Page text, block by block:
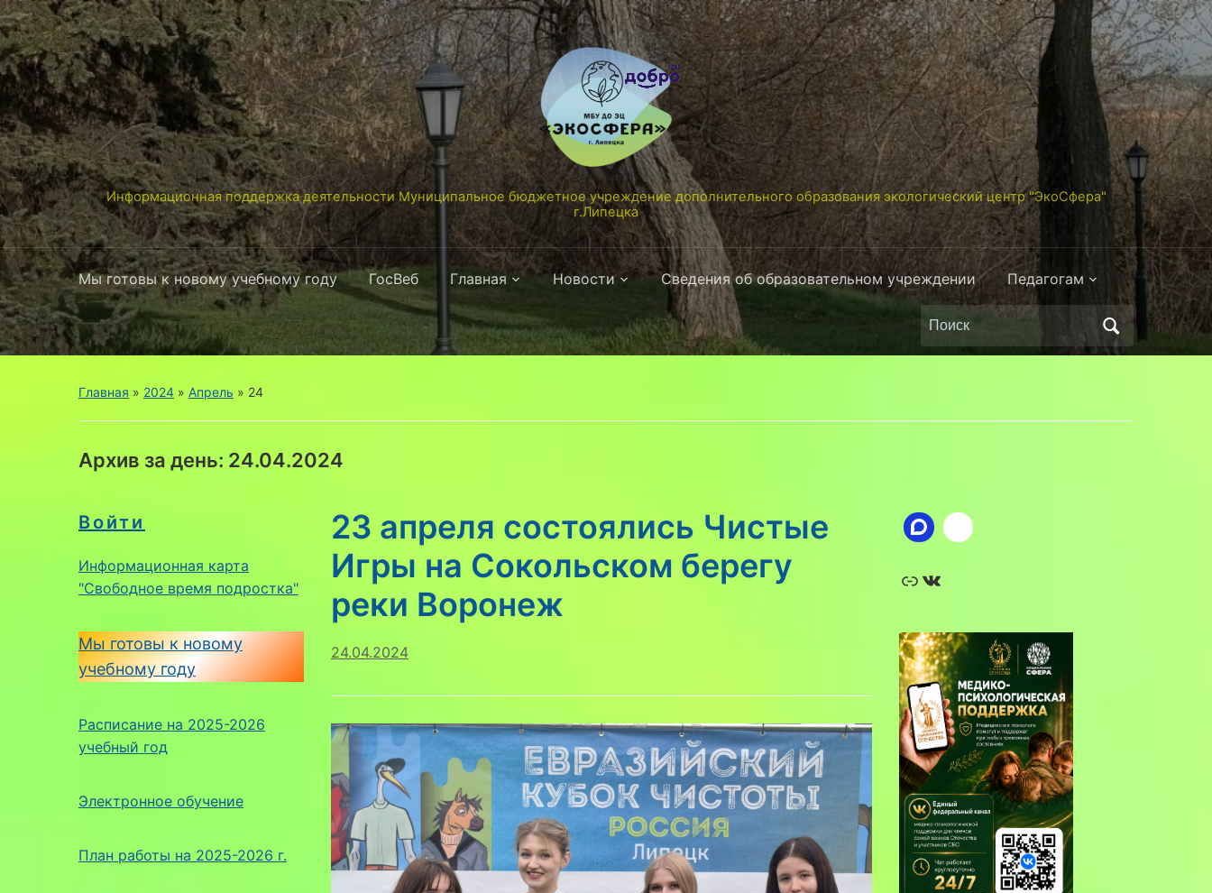
Информационная поддержка деятельности Муниципальное бюджетное учреждение дополнительного образования экологический центр "ЭкоСфера"
г.Липецка
Мы готовы к новому учебному году ГосВеб Главная Новости Сведения об образовательном учреждении Педагогам
Поиск
по:
Главная » 2024 » Апрель » 24
Архив за день: 24.04.2024
Войти
Информационная карта
"Свободное время подростка"
Мы готовы к новому
учебному году
Расписание на 2025-2026
учебный год
Электронное обучение
План работы на 2025-2026 г.
23 апреля состоялись Чистые
Игры на Сокольском берегу
реки Воронеж
24.04.2024
Ссылка